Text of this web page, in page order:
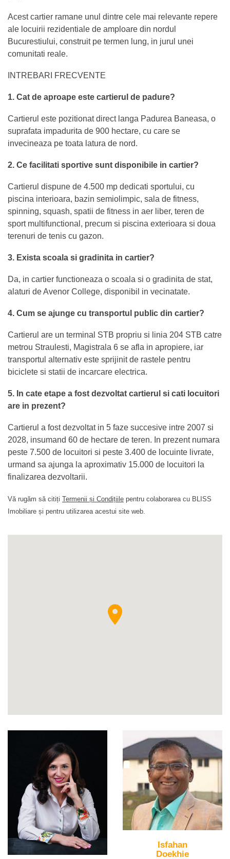
Acest cartier ramane unul dintre cele mai relevante repere
ale locuirii rezidentiale de amploare din nordul
Bucurestiului, construit pe termen lung, in jurul unei
comunitati reale.
INTREBARI FRECVENTE
1. Cat de aproape este cartierul de padure?
Cartierul este pozitionat direct langa Padurea Baneasa, o
suprafata impadurita de 900 hectare, cu care se
invecineaza pe toata latura de nord.
2. Ce facilitati sportive sunt disponibile in cartier?
Cartierul dispune de 4.500 mp dedicati sportului, cu
piscina interioara, bazin semiolimpic, sala de fitness,
spinning, squash, spatii de fitness in aer liber, teren de
sport multifunctional, precum si piscina exterioara si doua
terenuri de tenis cu gazon.
3. Exista scoala si gradinita in cartier?
Da, in cartier functioneaza o scoala si o gradinita de stat,
alaturi de Avenor College, disponibil in vecinatate.
4. Cum se ajunge cu transportul public din cartier?
Cartierul are un terminal STB propriu si linia 204 STB catre
metrou Straulesti, Magistrala 6 se afla in apropiere, iar
transportul alternativ este sprijinit de rastele pentru
biciclete si statii de incarcare electrica.
5. In cate etape a fost dezvoltat cartierul si cati locuitori
are in prezent?
Cartierul a fost dezvoltat in 5 faze succesive intre 2007 si
2028, insumand 60 de hectare de teren. In prezent numara
peste 7.500 de locuitori si peste 3.400 de locuinte livrate,
urmand sa ajunga la aproximativ 15.000 de locuitori la
finalizarea dezvoltarii.
Vă rugăm să citiți Termenii și Condițiile pentru colaborarea cu BLISS
Imobiliare și pentru utilizarea acestui site web.
Isfahan
Doekhie